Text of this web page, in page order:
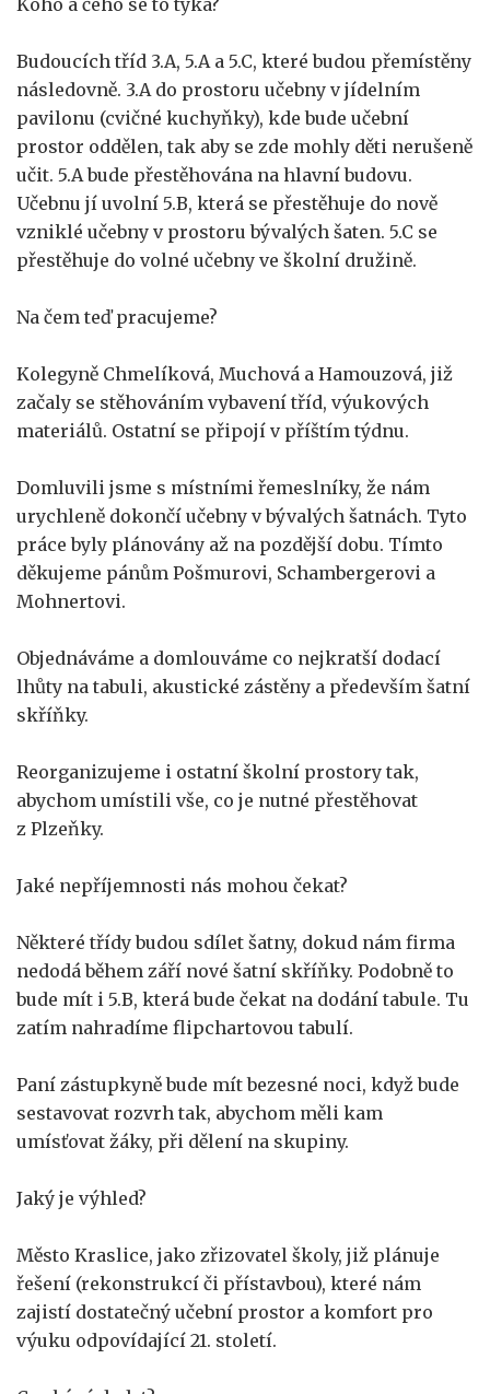
Koho a čeho se to týká?
Budoucích tříd 3.A, 5.A a 5.C, které budou přemístěny
následovně. 3.A do prostoru učebny v jídelním
pavilonu (cvičné kuchyňky), kde bude učební
prostor oddělen, tak aby se zde mohly děti nerušeně
učit. 5.A bude přestěhována na hlavní budovu.
Učebnu jí uvolní 5.B, která se přestěhuje do nově
vzniklé učebny v prostoru bývalých šaten. 5.C se
přestěhuje do volné učebny ve školní družině.
Na čem teď pracujeme?
Kolegyně Chmelíková, Muchová a Hamouzová, již
začaly se stěhováním vybavení tříd, výukových
materiálů. Ostatní se připojí v příštím týdnu.
Domluvili jsme s místními řemeslníky, že nám
urychleně dokončí učebny v bývalých šatnách. Tyto
práce byly plánovány až na pozdější dobu. Tímto
děkujeme pánům Pošmurovi, Schambergerovi a
Mohnertovi.
Objednáváme a domlouváme co nejkratší dodací
lhůty na tabuli, akustické zástěny a především šatní
skříňky.
Reorganizujeme i ostatní školní prostory tak,
abychom umístili vše, co je nutné přestěhovat
z Plzeňky.
Jaké nepříjemnosti nás mohou čekat?
Některé třídy budou sdílet šatny, dokud nám firma
nedodá během září nové šatní skříňky. Podobně to
bude mít i 5.B, která bude čekat na dodání tabule. Tu
zatím nahradíme flipchartovou tabulí.
Paní zástupkyně bude mít bezesné noci, když bude
sestavovat rozvrh tak, abychom měli kam
umísťovat žáky, při dělení na skupiny.
Jaký je výhled?
Město Kraslice, jako zřizovatel školy, již plánuje
řešení (rekonstrukcí či přístavbou), které nám
zajistí dostatečný učební prostor a komfort pro
výuku odpovídající 21. století.